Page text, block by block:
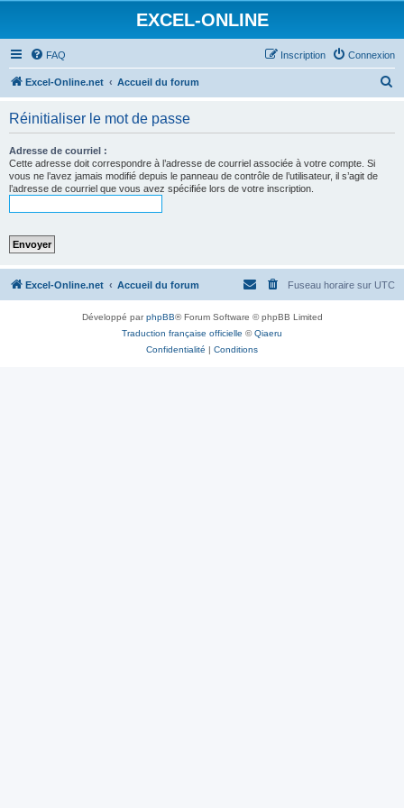
EXCEL-ONLINE
FAQ Connexion
Inscription
Excel-Online.net Accueil du forum
Réinitialiser le mot de passe
Adresse de courriel :
Cette adresse doit correspondre à l’adresse de courriel associée à votre compte. Si
vous ne l’avez jamais modifié depuis le panneau de contrôle de l’utilisateur, il s’agit de
l’adresse de courriel que vous avez spécifiée lors de votre inscription.
Excel-Online.net Accueil du forum Fuseau horaire sur UTC
Développé parphpBB® Forum Software © phpBB Limited
Traduction française officielle ©Qiaeru
Confidentialité | Conditions